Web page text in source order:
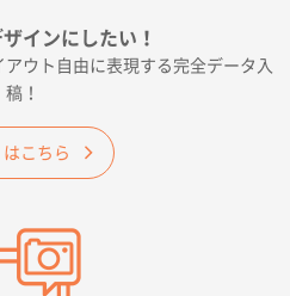
に見えた
ァイル1000枚
インにしたい！
ウト自由に表現する完全データ入
稿！
こちら